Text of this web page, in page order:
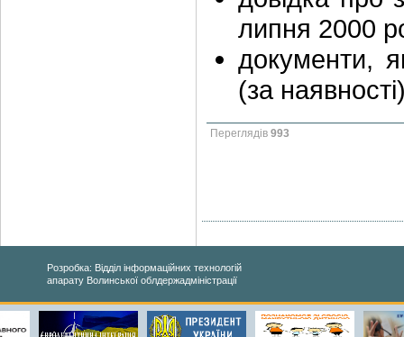
липня 2000
документи,
(за
Переглядів 993
Розробка: Відділ інформаційних технологій
апарату Волинської облдержадміністрації